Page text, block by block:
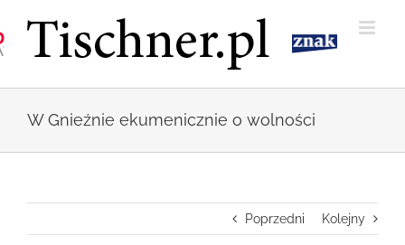
zawartości
W Gnieźnie ekumenicznie o wolności
Poprzedni Kolejny